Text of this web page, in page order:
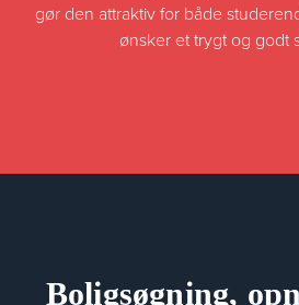
gør den attraktiv for både
ønsker et trygt og godt
Boligsøgning,